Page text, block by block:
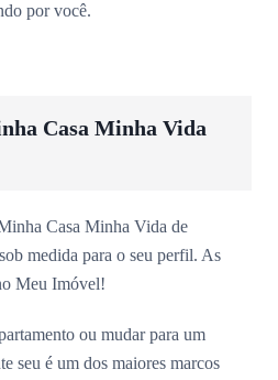
por você.
Casa Minha Vida
Casa Minha Vida de
medida para o seu perfil. As
Meu Imóvel!
ou mudar para um
seu é um dos maiores marcos